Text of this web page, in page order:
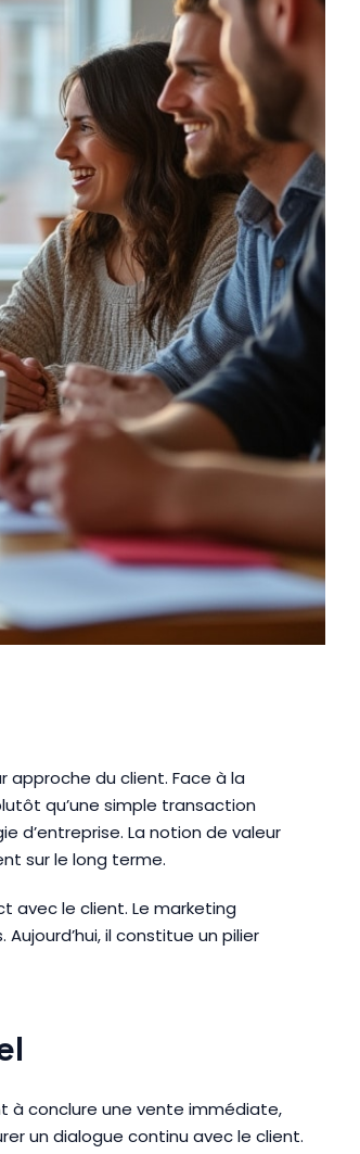
approche du client. Face à la
qu’une simple transaction
d’entreprise. La notion de valeur
sur le long terme.
avec le client. Le marketing
il constitue un pilier
à conclure une vente immédiate,
un dialogue continu avec le client.